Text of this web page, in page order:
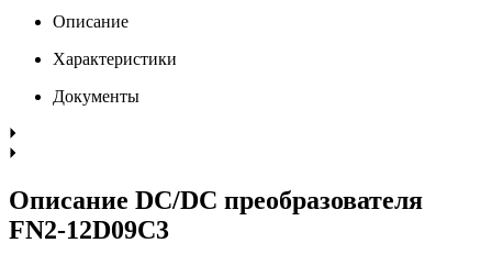
Описание
Характеристики
Документы
Описание DC/DC преобразователя
FN2-12D09C3